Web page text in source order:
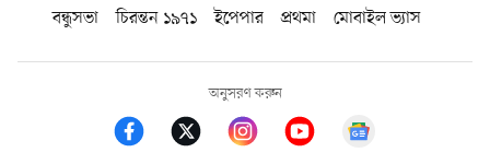
বন্ধুসভা
চিরন্তন ১৯৭১ ইপেপার প্রথমা মোবাইল ভ্যাস
অনুসরণ করুন